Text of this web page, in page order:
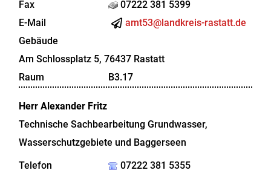
Fax
07222 381 5399
E-Mail
amt53@landkreis-rastatt.de
Gebäude
Am Schlossplatz 5, 76437 Rastatt
Raum
B3.17
Herr Alexander Fritz
Technische Sachbearbeitung Grundwasser,
Wasserschutzgebiete und Baggerseen
Telefon
07222 381 5355